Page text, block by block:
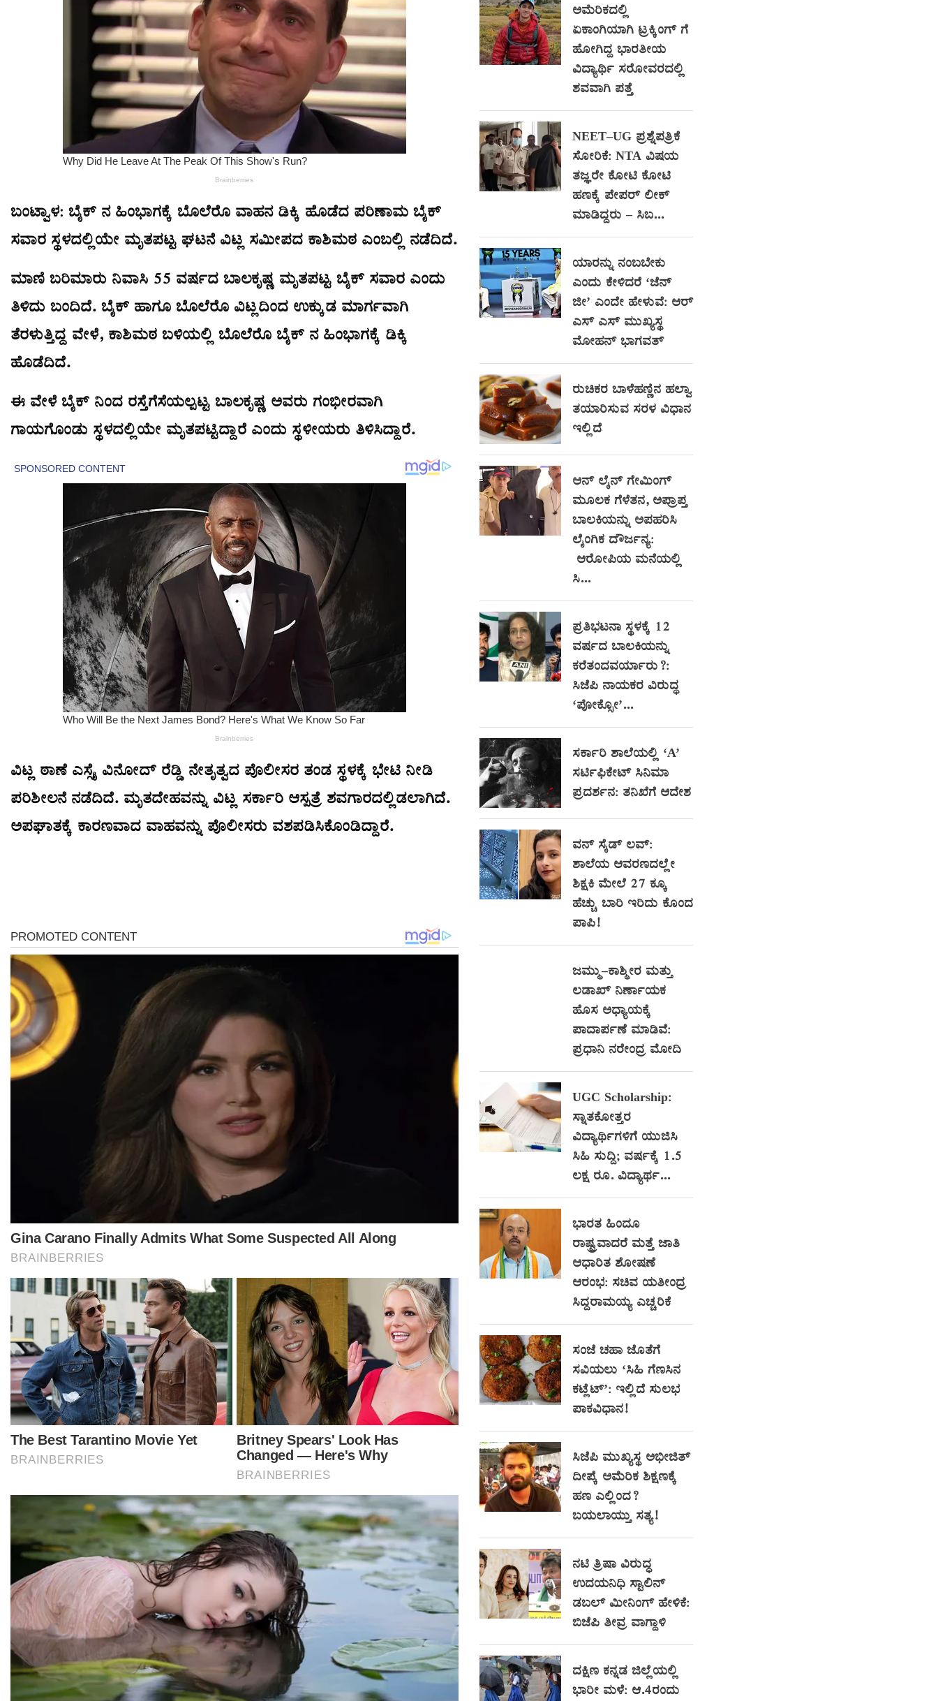
ಬಂಟ್ವಾಳ: ಬೈಕ್ ನ ಹಿಂಭಾಗಕ್ಕೆ ಬೊಲೆರೊ ವಾಹನ ಡಿಕ್ಕಿ ಹೊಡೆದ ಪರಿಣಾಮ ಬೈಕ್
ಸವಾರ ಸ್ಥಳದಲ್ಲಿಯೇ ಮೃತಪಟ್ಟ ಘಟನೆ ವಿಟ್ಲ ಸಮೀಪದ ಕಾಶಿಮಠ ಎಂಬಲ್ಲಿ ನಡೆದಿದೆ.
ಮಾಣಿ ಬರಿಮಾರು ನಿವಾಸಿ 55 ವರ್ಷದ ಬಾಲಕೃಷ್ಣ ಮೃತಪಟ್ಟ ಬೈಕ್ ಸವಾರ ಎಂದು
ತಿಳಿದು ಬಂದಿದೆ. ಬೈಕ್ ಹಾಗೂ ಬೊಲೆರೊ ವಿಟ್ಲದಿಂದ ಉಕ್ಕುಡ ಮಾರ್ಗವಾಗಿ
ತೆರಳುತ್ತಿದ್ದ ವೇಳೆ, ಕಾಶಿಮಠ ಬಳಿಯಲ್ಲಿ ಬೊಲೆರೊ ಬೈಕ್ ನ ಹಿಂಭಾಗಕ್ಕೆ ಡಿಕ್ಕಿ
ಹೊಡೆದಿದೆ.
ಈ ವೇಳೆ ಬೈಕ್ ನಿಂದ ರಸ್ತೆಗೆಸೆಯಲ್ಪಟ್ಟ ಬಾಲಕೃಷ್ಣ ಅವರು ಗಂಭೀರವಾಗಿ
ಗಾಯಗೊಂಡು ಸ್ಥಳದಲ್ಲಿಯೇ ಮೃತಪಟ್ಟಿದ್ದಾರೆ ಎಂದು ಸ್ಥಳೀಯರು ತಿಳಿಸಿದ್ದಾರೆ.
ವಿಟ್ಲ ಠಾಣೆ ಎಸ್ಸೈ ವಿನೋದ್ ರೆಡ್ಡಿ ನೇತೃತ್ವದ ಪೊಲೀಸರ ತಂಡ ಸ್ಥಳಕ್ಕೆ ಭೇಟಿ ನೀಡಿ
ಪರಿಶೀಲನೆ ನಡೆದಿದೆ. ಮೃತದೇಹವನ್ನು ವಿಟ್ಲ ಸರ್ಕಾರಿ ಆಸ್ಪತ್ರೆ ಶವಗಾರದಲ್ಲಿಡಲಾಗಿದೆ.
ಅಪಘಾತಕ್ಕೆ ಕಾರಣವಾದ ವಾಹವನ್ನು ಪೊಲೀಸರು ವಶಪಡಿಸಿಕೊಂಡಿದ್ದಾರೆ.
ಅಮೆರಿಕದಲ್ಲಿ
ಏಕಾಂಗಿಯಾಗಿ ಟ್ರಕ್ಕಿಂಗ್ ಗೆ
ಹೋಗಿದ್ದ ಭಾರತೀಯ
ವಿದ್ಯಾರ್ಥಿ ಸರೋವರದಲ್ಲಿ
ಶವವಾಗಿ ಪತ್ತೆ
NEET–UG ಪ್ರಶ್ನೆಪತ್ರಿಕೆ
ಸೋರಿಕೆ: NTA ವಿಷಯ
ತಜ್ಞರೇ ಕೋಟಿ ಕೋಟಿ
ಹಣಕ್ಕೆ ಪೇಪರ್ ಲೀಕ್
ಮಾಡಿದ್ದರು – ಸಿಬ...
ಯಾರನ್ನು ನಂಬಬೇಕು
ಎಂದು ಕೇಳಿದರೆ ‘ಜೆನ್
ಜೀ’ ಎಂದೇ ಹೇಳುವೆ: ಆರ್‌
ಎಸ್ ಎಸ್ ಮುಖ್ಯಸ್ಥ
ಮೋಹನ್ ಭಾಗವತ್
ರುಚಿಕರ ಬಾಳೆಹಣ್ಣಿನ ಹಲ್ವಾ
ತಯಾರಿಸುವ ಸರಳ ವಿಧಾನ
ಇಲ್ಲಿದೆ
ಆನ್‌ ಲೈನ್ ಗೇಮಿಂಗ್‌
ಮೂಲಕ ಗೆಳೆತನ, ಅಪ್ರಾಪ್ತ
ಬಾಲಕಿಯನ್ನು ಅಪಹರಿಸಿ
ಲೈಂಗಿಕ ದೌರ್ಜನ್ಯ:
ಆರೋಪಿಯ ಮನೆಯಲ್ಲಿ
ಸಿ...
ಪ್ರತಿಭಟನಾ ಸ್ಥಳಕ್ಕೆ 12
ವರ್ಷದ ಬಾಲಕಿಯನ್ನು
ಕರೆತಂದವರ್ಯಾರು?:
ಸಿಜೆಪಿ ನಾಯಕರ ವಿರುದ್ಧ
‘ಪೋಕ್ಸೋ’...
ಸರ್ಕಾರಿ ಶಾಲೆಯಲ್ಲಿ ‘A’
ಸರ್ಟಿಫಿಕೇಟ್ ಸಿನಿಮಾ
ಪ್ರದರ್ಶನ: ತನಿಖೆಗೆ ಆದೇಶ
ವನ್ ಸೈಡ್ ಲವ್:
ಶಾಲೆಯ ಆವರಣದಲ್ಲೇ
ಶಿಕ್ಷಕಿ ಮೇಲೆ 27 ಕ್ಕೂ
ಹೆಚ್ಚು ಬಾರಿ ಇರಿದು ಕೊಂದ
ಪಾಪಿ!
ಜಮ್ಮು–ಕಾಶ್ಮೀರ ಮತ್ತು
ಲಡಾಖ್ ನಿರ್ಣಾಯಕ
ಹೊಸ ಅಧ್ಯಾಯಕ್ಕೆ
ಪಾದಾರ್ಪಣೆ ಮಾಡಿವೆ:
ಪ್ರಧಾನಿ ನರೇಂದ್ರ ಮೋದಿ
UGC Scholarship:
ಸ್ನಾತಕೋತ್ತರ
ವಿದ್ಯಾರ್ಥಿಗಳಿಗೆ ಯುಜಿಸಿ
ಸಿಹಿ ಸುದ್ದಿ; ವರ್ಷಕ್ಕೆ 1.5
ಲಕ್ಷ ರೂ. ವಿದ್ಯಾರ್ಥ...
ಭಾರತ ಹಿಂದೂ
ರಾಷ್ಟ್ರವಾದರೆ ಮತ್ತೆ ಜಾತಿ
ಆಧಾರಿತ ಶೋಷಣೆ
ಆರಂಭ: ಸಚಿವ ಯತೀಂದ್ರ
ಸಿದ್ದರಾಮಯ್ಯ ಎಚ್ಚರಿಕೆ
ಸಂಜೆ ಚಹಾ ಜೊತೆಗೆ
ಸವಿಯಲು ‘ಸಿಹಿ ಗೆಣಸಿನ
ಕಟ್ಲೆಟ್’: ಇಲ್ಲಿದೆ ಸುಲಭ
ಪಾಕವಿಧಾನ!
ಸಿಜೆಪಿ ಮುಖ್ಯಸ್ಥ ಅಭೀಜಿತ್
ದೀಪ್ಕೆ ಅಮೆರಿಕ ಶಿಕ್ಷಣಕ್ಕೆ
ಹಣ ಎಲ್ಲಿಂದ?
ಬಯಲಾಯ್ತು ಸತ್ಯ!
ನಟಿ ತ್ರಿಷಾ ವಿರುದ್ಧ
ಉದಯನಿಧಿ ಸ್ಟಾಲಿನ್
ಡಬಲ್ ಮೀನಿಂಗ್ ಹೇಳಿಕೆ:
ಬಿಜೆಪಿ ತೀವ್ರ ವಾಗ್ದಾಳಿ
ದಕ್ಷಿಣ ಕನ್ನಡ ಜಿಲ್ಲೆಯಲ್ಲಿ
ಭಾರೀ ಮಳೆ: ಆ.4ರಂದು